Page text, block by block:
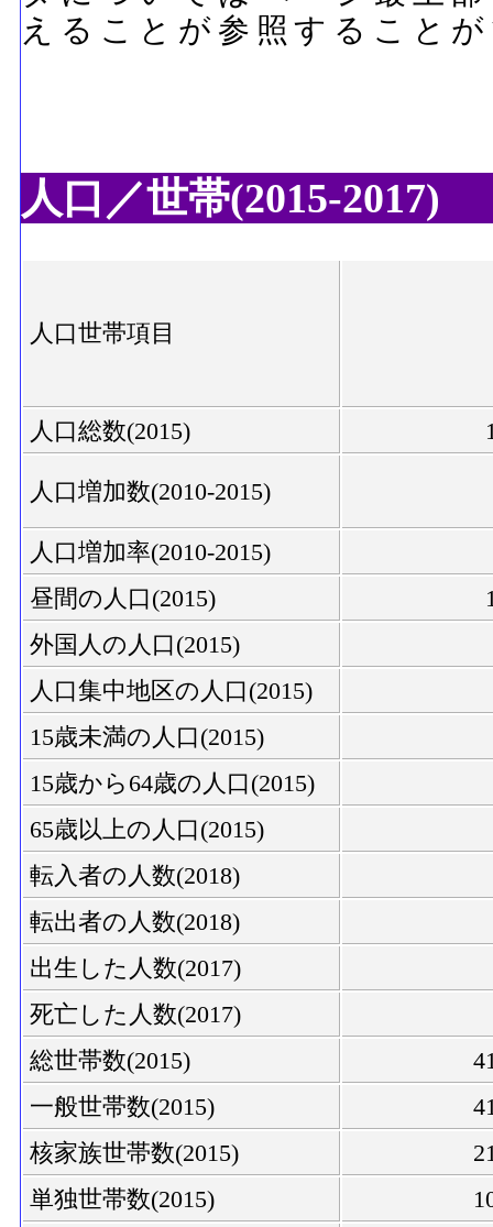
えることが参照すること
人口／世帯(2015-2017)
人口世帯項目
人口総数(2015)
人口増加数(2010-2015)
人口増加率(2010-2015)
昼間の人口(2015)
外国人の人口(2015)
人口集中地区の人口(2015)
15歳未満の人口(2015)
15歳から64歳の人口(2015)
65歳以上の人口(2015)
転入者の人数(2018)
転出者の人数(2018)
出生した人数(2017)
死亡した人数(2017)
総世帯数(2015)
一般世帯数(2015)
核家族世帯数(2015)
単独世帯数(2015)